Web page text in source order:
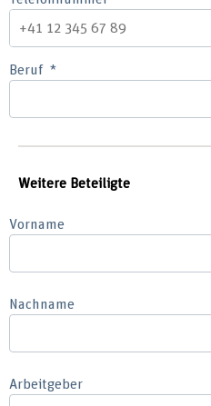
Beruf
Weitere Beteiligte
Vorname
Nachname
Arbeitgeber